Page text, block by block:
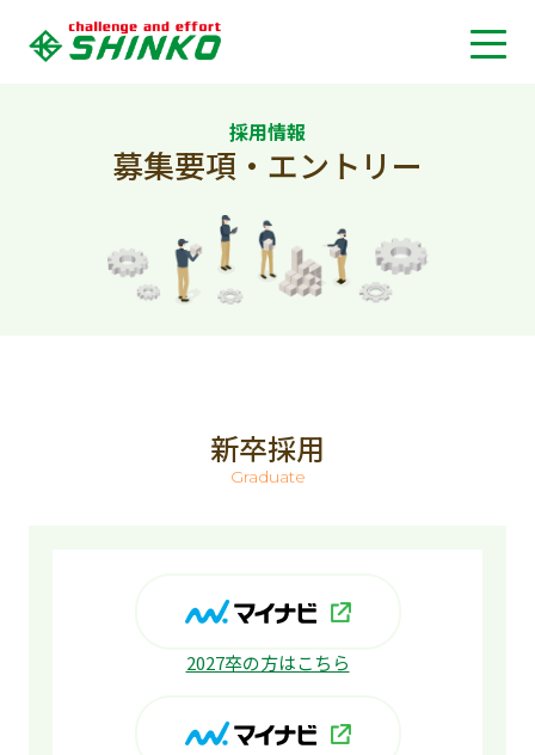
採用情報
募集要項・エントリー
新卒採用
Graduate
2027卒の方はこちら